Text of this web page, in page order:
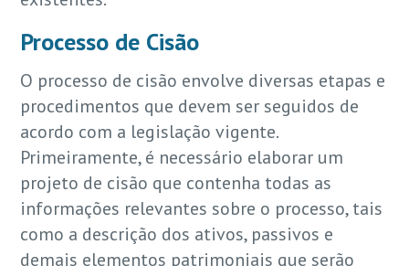
Processo de Cisão
O processo de cisão envolve diversas etapas e
procedimentos que devem ser seguidos de
acordo com a legislação vigente.
Primeiramente, é necessário elaborar um
projeto de cisão que contenha todas as
informações relevantes sobre o processo, tais
como a descrição dos ativos, passivos e
demais elementos patrimoniais que serão